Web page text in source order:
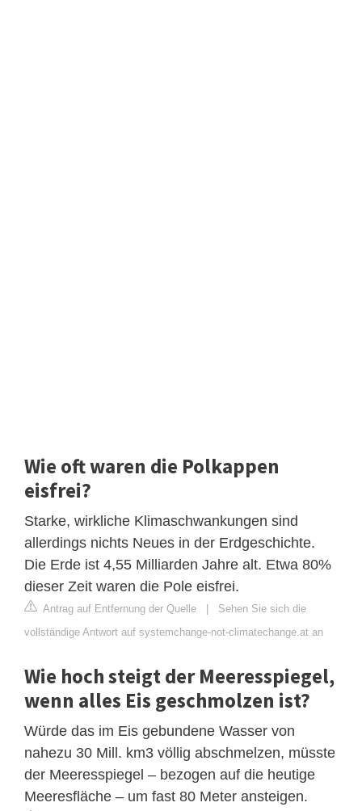
Wie oft waren die Polkappen
eisfrei?
Starke, wirkliche Klimaschwankungen sind
allerdings nichts Neues in der Erdgeschichte.
Die Erde ist 4,55 Milliarden Jahre alt. Etwa 80%
dieser Zeit waren die Pole eisfrei.
Antrag auf Entfernung der Quelle | Sehen Sie sich die
vollständige Antwort auf systemchange-not-climatechange.at an
Wie hoch steigt der Meeresspiegel,
wenn alles Eis geschmolzen ist?
Würde das im Eis gebundene Wasser von
nahezu 30 Mill. km3 völlig abschmelzen, müsste
der Meeresspiegel – bezogen auf die heutige
Meeresfläche – um fast 80 Meter ansteigen.